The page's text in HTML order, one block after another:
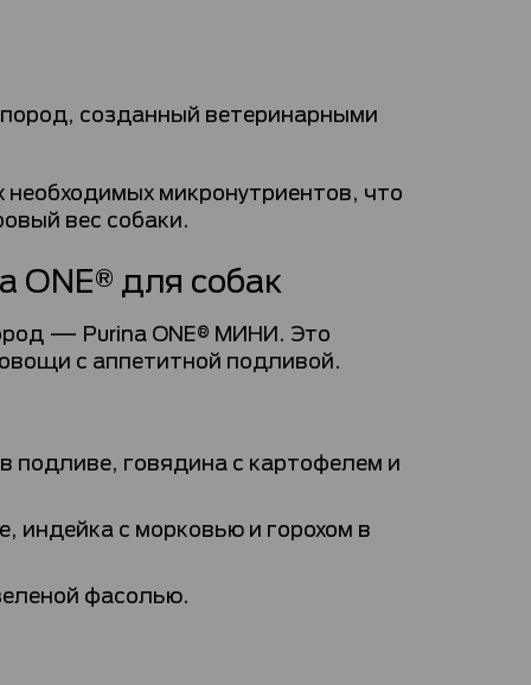
созданный ветеринарными
необходимых микронутриентов, что
вес собаки.
ONE® для собак
— Purina ONE® МИНИ. Это
с аппетитной подливой.
подливе, говядина с картофелем и
индейка с морковью и горохом в
фасолью.